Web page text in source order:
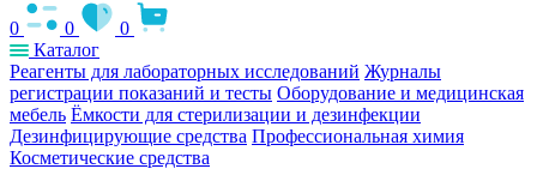
0
0
0
Каталог
Реагенты для лабораторных исследований Журналы
регистрации показаний и тесты Оборудование и медицинская
мебель Ёмкости для стерилизации и дезинфекции
Дезинфицирующие средства Профессиональная химия
Косметические средства